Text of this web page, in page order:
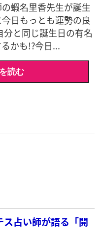
蝦名里香先生が誕生
日もっとも運勢の良
と同じ誕生日の有名
かも!?今日...
読む
ス占い師が語る「開